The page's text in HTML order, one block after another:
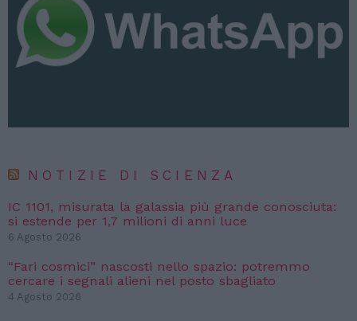
NOTIZIE DI SCIENZA
IC 1101, misurata la galassia più grande conosciuta:
si estende per 1,7 milioni di anni luce
6 Agosto 2026
“Fari cosmici” nascosti nello spazio: potremmo
cercare i segnali alieni nel posto sbagliato
4 Agosto 2026